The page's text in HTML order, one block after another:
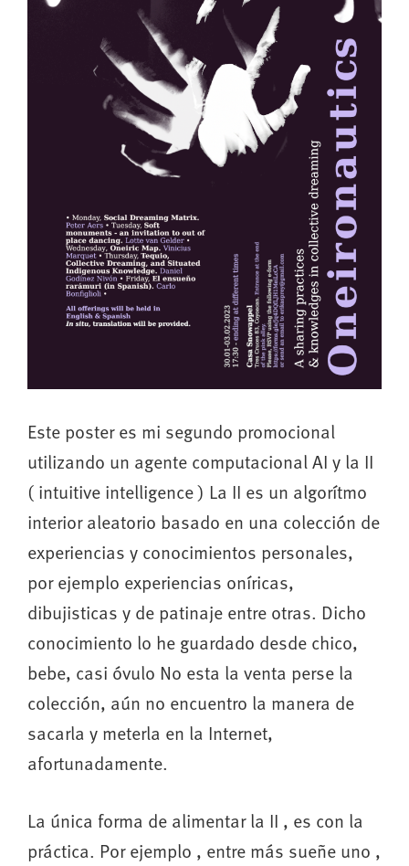
Este poster es mi segundo promocional
utilizando un agente computacional AI y la II
( intuitive intelligence ) La II es un algorítmo
interior aleatorio basado en una colección de
experiencias y conocimientos personales,
por ejemplo experiencias oníricas,
dibujisticas y de patinaje entre otras. Dicho
conocimiento lo he guardado desde chico,
bebe, casi óvulo No esta la venta perse la
colección, aún no encuentro la manera de
sacarla y meterla en la Internet,
afortunadamente.
La única forma de alimentar la II , es con la
práctica. Por ejemplo , entre más sueñe uno ,